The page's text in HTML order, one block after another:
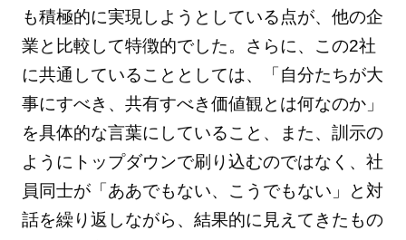
も積極的に実現しようとしている点が、他の企
業と比較して特徴的でした。さらに、この2社
に共通していることとしては、「自分たちが大
事にすべき、共有すべき価値観とは何なのか」
を具体的な言葉にしていること、また、訓示の
ようにトップダウンで刷り込むのではなく、社
員同士が「ああでもない、こうでもない」と対
話を繰り返しながら、結果的に見えてきたもの